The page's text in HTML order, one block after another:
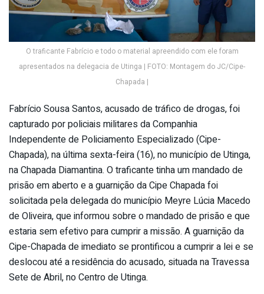
O traficante Fabrício e todo o material apreendido com ele foram
apresentados na delegacia de Utinga | FOTO: Montagem do JC/Cipe-
Chapada |
Fabrício Sousa Santos, acusado de tráfico de drogas, foi
capturado por policiais militares da Companhia
Independente de Policiamento Especializado (Cipe-
Chapada), na última sexta-feira (16), no município de Utinga,
na Chapada Diamantina. O traficante tinha um mandado de
prisão em aberto e a guarnição da Cipe Chapada foi
solicitada pela delegada do município Meyre Lúcia Macedo
de Oliveira, que informou sobre o mandado de prisão e que
estaria sem efetivo para cumprir a missão. A guarnição da
Cipe-Chapada de imediato se prontificou a cumprir a lei e se
deslocou até a residência do acusado, situada na Travessa
Sete de Abril, no Centro de Utinga.